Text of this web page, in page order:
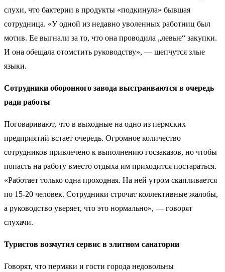
слухи, что бактерии в продукты «подкинула» бывшая
сотрудница. «У одной из недавно уволенных работниц был
мотив. Ее выгнали за то, что она проводила „левые“ закупки.
И она обещала отомстить руководству», — шепчутся злые
языки.
Сотрудники оборонного завода выстраиваются в очередь
ради работы
Поговаривают, что в выходные на одно из пермских
предприятий встает очередь. Огромное количество
сотрудников привлечено к выполнению госзаказов, но чтобы
попасть на работу вместо отдыха им приходится постараться.
«Работает только одна проходная. На ней утром скапливается
по 15-20 человек. Сотрудники строчат коллективные жалобы,
а руководство уверяет, что это нормально», — говорят
слухачи.
Туристов возмутил сервис в элитном санатории
Говорят, что пермяки и гости города недовольны